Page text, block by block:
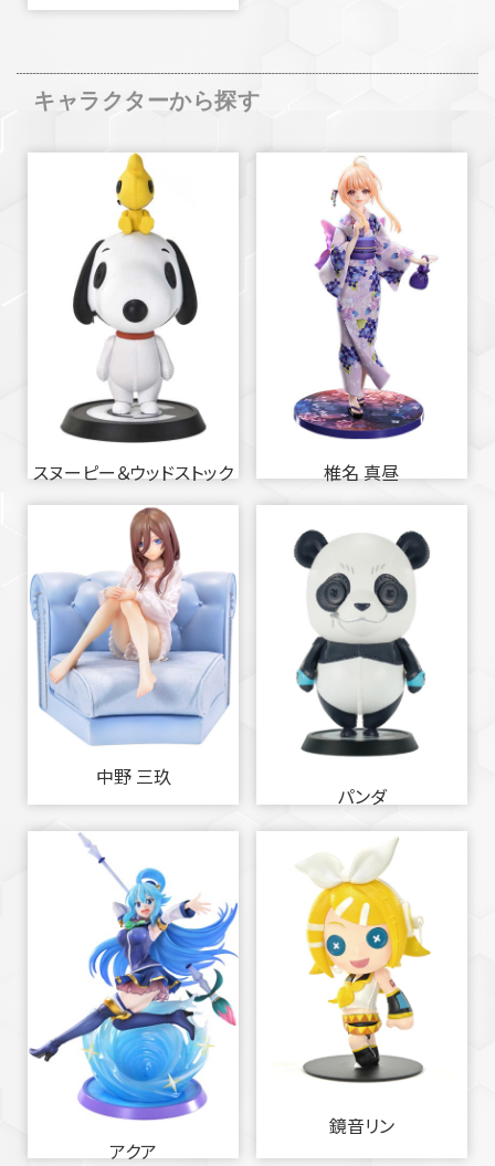
キャラクターから探す
スヌーピー＆ウッドストック 椎名 真昼
中野 三玖
パンダ
アクア
鏡音リン